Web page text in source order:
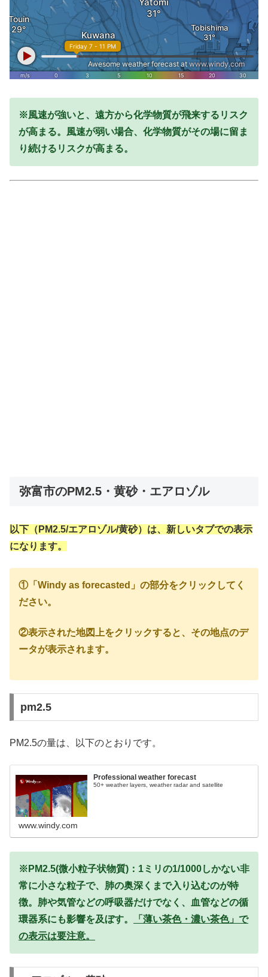
※風速が強いと、遠方から化学物質が飛来するリスク
が高まる。風速が弱い場合、化学物質がその場に留ま
り続けるリスクが高まる。
弥富市のPM2.5・黄砂・エアロゾル
以下（PM2.5/エアロゾル/黄砂）は、新しいタブでの表示
になります。
①「Windy as forecasted」の部分をクリックしてく
ださい。
②表示された地図上をクリックすると、その地点のデ
ータが表示されます。
pm2.5
PM2.5の量は、以下のとおりです。
Professional weather forecast
50+ weather layers, weather radar and satellite
www.windy.com
※PM2.5(微小粒子状物質)：1ミリの1/1000しかない非
常に小さな粒子で、肺の奥深くまで入り込むのが特
徴。肺や気管などの呼吸器だけでなく、血管などの循
環器系にも影響を及ぼす。
「薄い茶色・濃い茶色」で
の表示は要注意。